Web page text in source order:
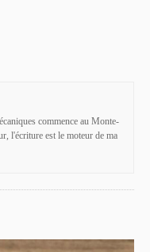
commence au Monte-
l'écriture est le moteur de ma